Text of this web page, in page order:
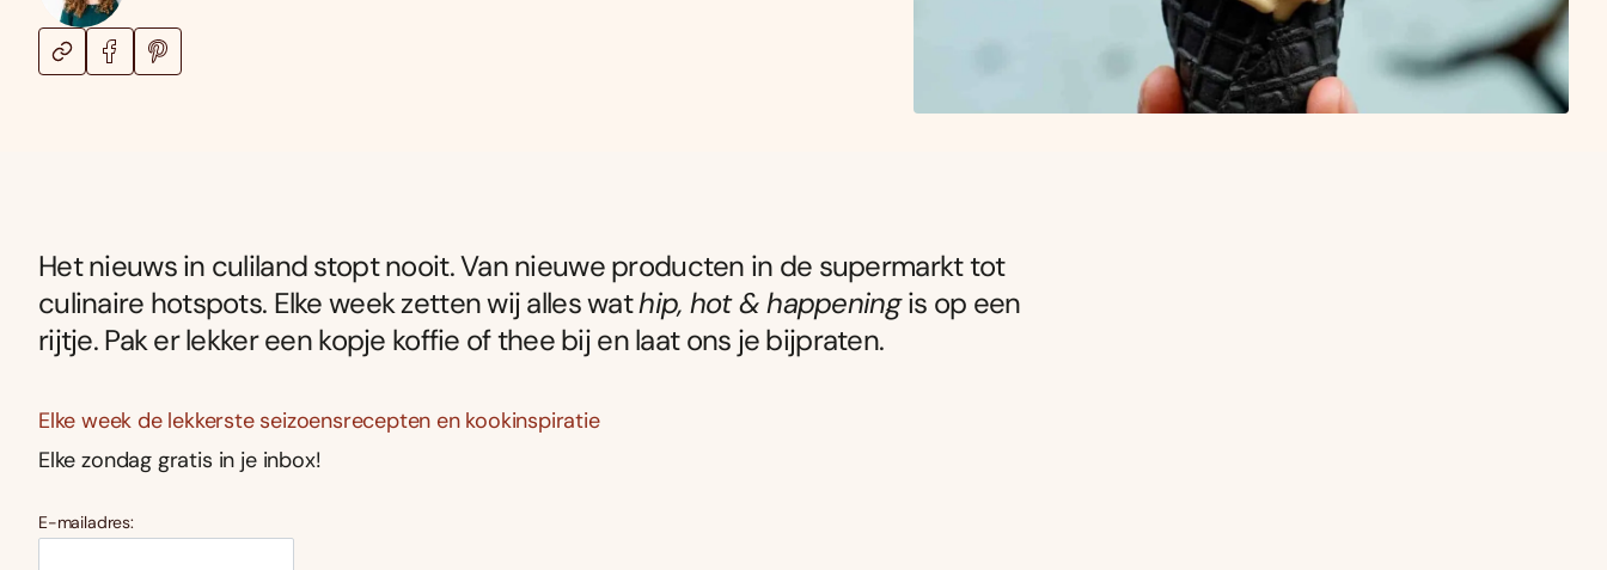
Het nieuws in culiland stopt nooit. Van nieuwe producten in de supermarkt tot
culinaire hotspots. Elke week zetten wij alles wathip, hot & happeningis op een
rijtje. Pak er lekker een kopje koffie of thee bij en laat ons je bijpraten.
Elke week de lekkerste seizoensrecepten en kookinspiratie
Elke zondag gratis in je inbox!
E-mailadres: